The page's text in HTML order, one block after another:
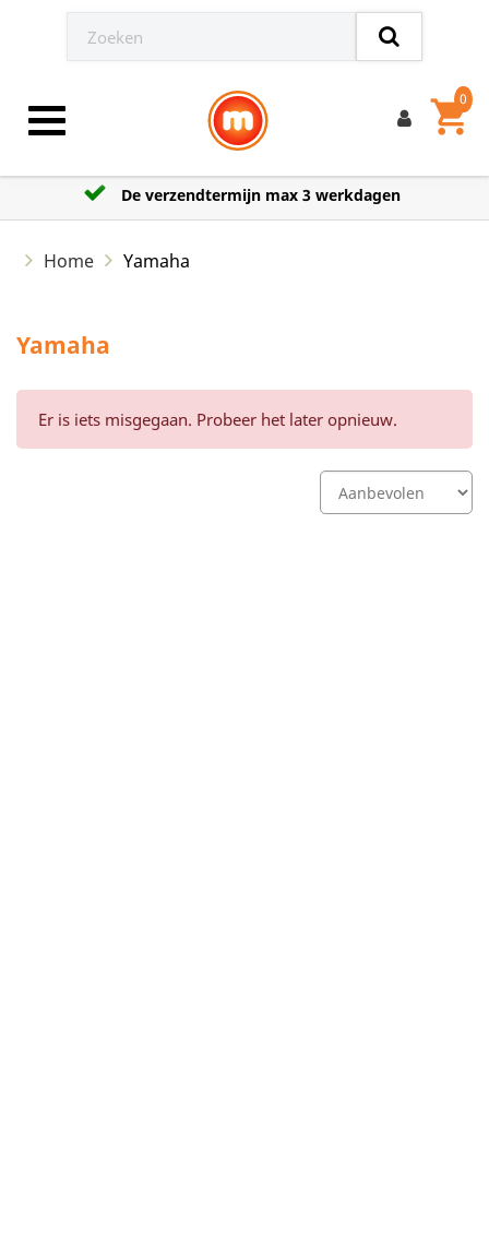
Toggle navigation shopping_cart
0
De verzendtermijn max 3 werkdagen
Home Yamaha
Yamaha
Er is iets misgegaan. Probeer het later opnieuw.